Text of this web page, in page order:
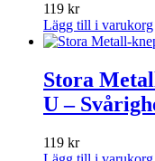
119 kr
Lägg till i varukorg
Stora
U –
119 kr